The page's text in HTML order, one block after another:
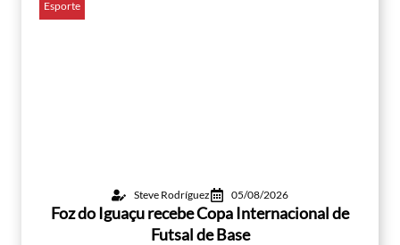
Esporte
Steve Rodríguez 05/08/2026
Foz do Iguaçu recebe Copa Internacional de
Futsal de Base